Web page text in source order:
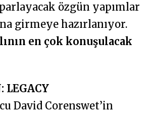
özgün yapımlar
girmeye hazırlanıyor.
en çok konuşulacak
LEGACY
David Corenswet’in